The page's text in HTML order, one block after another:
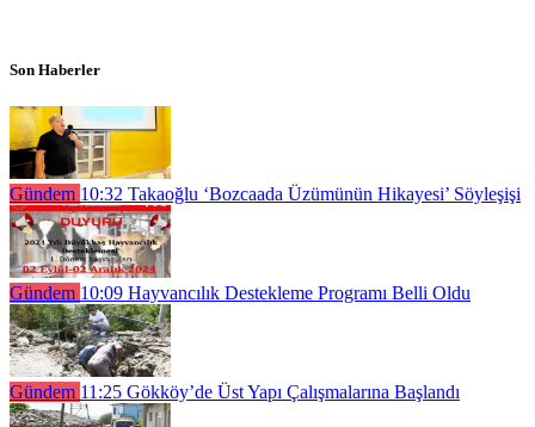
Son Haberler
Gündem 10:32 Takaoğlu ‘Bozcaada Üzümünün Hikayesi’ Söyleşişi
Gündem 10:09 Hayvancılık Destekleme Programı Belli Oldu
Gündem 11:25 Gökköy’de Üst Yapı Çalışmalarına Başlandı